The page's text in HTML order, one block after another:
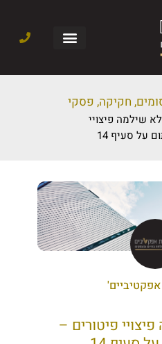
חקיקה, פסקי
שילמה פיצויי
על סעיף 14
פיטורים –